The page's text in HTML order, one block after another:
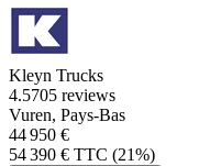
Kleyn Trucks
4.5705 reviews
Vuren, Pays-Bas
44 950 €
54 390 € TTC (21%)